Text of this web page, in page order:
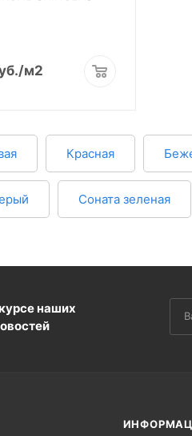
/м2
Красная
Соната зеленая
наших